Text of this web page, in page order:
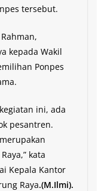
tersebut.
kepada Wakil
Ponpes
ini, ada
pesantren.
kata
Kepala Kantor
Raya.(M.Ilmi).